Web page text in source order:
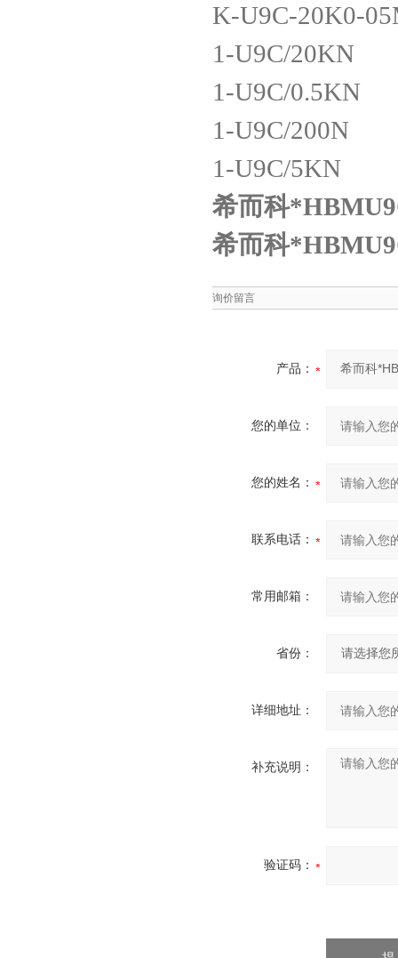
K-U9C-20K0-
1-U9C/20KN
1-U9C/0.5KN
1-U9C/200N
1-U9C/5KN
希而科
希而科
询价留言
产品：
您的单位：
您的姓名：
联系电话：
常用邮箱：
省份：
详细地址：
补充说明：
验证码：